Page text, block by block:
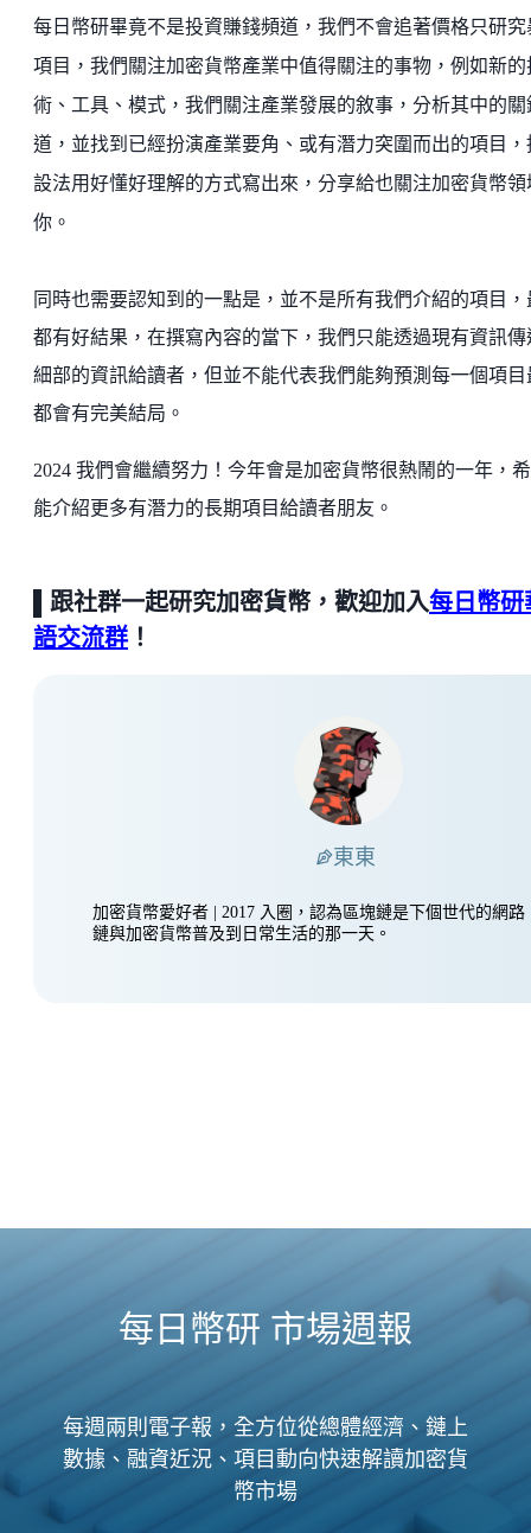
每日幣研畢竟不是投資賺錢頻道，我們不會追著價格只研究
項目，我們關注加密貨幣產業中值得關注的事物，例如新的
術、工具、模式，我們關注產業發展的敘事，分析其中的關
道，並找到已經扮演產業要角、或有潛力突圍而出的項目，
設法用好懂好理解的方式寫出來，分享給也關注加密貨幣領
你。
同時也需要認知到的一點是，並不是所有我們介紹的項目，
都有好結果，在撰寫內容的當下，我們只能透過現有資訊傳
細部的資訊給讀者，但並不能代表我們能夠預測每一個項目
都會有完美結局。
2024 我們會繼續努力！今年會是加密貨幣很熱鬧的一年，
能介紹更多有潛力的長期項目給讀者朋友。
▌跟社群一起研究加密貨幣，歡迎加入每日幣研
語交流群 ！
東東
加密貨幣愛好者 | 2017 入圈，認為區塊鏈是下個世代的網路
鏈與加密貨幣普及到日常生活的那一天。
每日幣研 市場週報
每週兩則電子報，全方位從總體經濟、鏈上
數據、融資近況、項目動向快速解讀加密貨
幣市場